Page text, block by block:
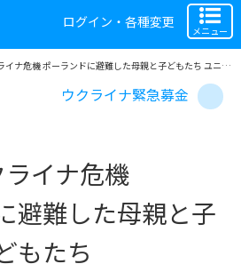
ログイン・各種変更
メニュー
ナ危機 ポーランドに避難した母親と子どもたち ユニセフ、生活再建を支援
ウクライナ緊急募金
ライナ危機
避難した母親と子
もたち